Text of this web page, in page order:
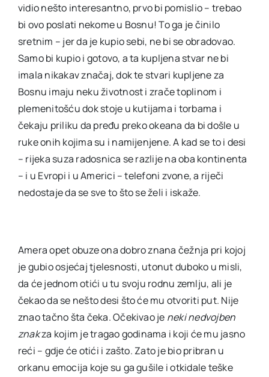
vidio nešto interesantno, prvo bi pomislio – trebao
bi ovo poslati nekome u Bosnu! To ga je činilo
sretnim – jer da je kupio sebi, ne bi se obradovao.
Samo bi kupio i gotovo, a ta kupljena stvar ne bi
imala nikakav značaj, dok te stvari kupljene za
Bosnu imaju neku životnost i zrače toplinom i
plemenitošću dok stoje u kutijama i torbama i
čekaju priliku da pređu preko okeana da bi došle u
ruke onih kojima su i namijenjene. A kad se to i desi
– rijeka suza radosnica se razlije na oba kontinenta
– i u Evropi i u Americi – telefoni zvone, a riječi
nedostaje da se sve to što se želi i iskaže.
Amera opet obuze ona dobro znana čežnja pri kojoj
je gubio osjećaj tjelesnosti, utonut duboko u misli,
da će jednom otići u tu svoju rodnu zemlju, ali je
čekao da se nešto desi što će mu otvoriti put. Nije
znao tačno šta čeka. Očekivao je neki nedvojben
znakza kojim je tragao godinama i koji će mu jasno
reći – gdje će otići i zašto. Zato je bio pribran u
orkanu emocija koje su ga gušile i otkidale teške